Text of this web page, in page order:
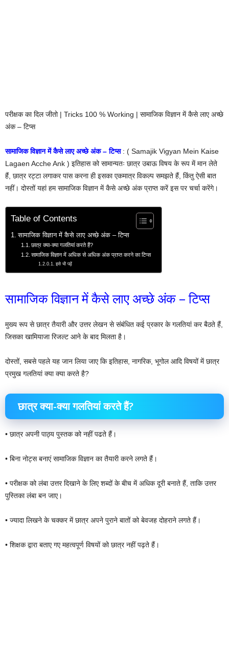
परीक्षक का दिल जीतो | Tricks 100 % Working | सामाजिक विज्ञान में कैसे लाए अच्छे
अंक – टिप्स
सामाजिक विज्ञान में कैसे लाए अच्छे अंक – टिप्स: ( Samajik Vigyan Mein Kaise
Lagaen Acche Ank ) इतिहास को सामान्यतः छात्र उबाऊ विषय के रूप में मान लेते
हैं, छात्र रट्टा लगाकर पास करना ही इसका एकमात्र विकल्प समझते हैं, किंतु ऐसी बात
नहीं। दोस्तों यहां हम सामाजिक विज्ञान में कैसे अच्छे अंक प्राप्त करें इस पर चर्चा करेंगे।
Table of Contents
सामाजिक विज्ञान में कैसे लाए अच्छे अंक – टिप्स
छात्र क्या-क्या गलतियां करते हैं?
सामाजिक विज्ञान में अधिक से अधिक अंक प्राप्त करने का टिप्स
इसे भी पढ़ें
सामाजिक विज्ञान में कैसे लाए अच्छे अंक – टिप्स
मुख्य रूप से छात्र तैयारी और उत्तर लेखन से संबंधित कई प्रकार के गलतियां कर बैठते हैं,
जिसका खामियाजा रिजल्ट आने के बाद मिलता है।
दोस्तों, सबसे पहले यह जान लिया जाए कि इतिहास, नागरिक, भूगोल आदि विषयों में छात्र
प्रमुख गलतियां क्या क्या करते है?
छात्र क्या-क्या गलतियां करते हैं?
• छात्र अपनी पाठ्य पुस्तक को नहीं पढते हैं।
• बिना नोट्स बनाएं सामाजिक विज्ञान का तैयारी करने लगते हैं।
• परीक्षक को लंबा उत्तर दिखाने के लिए शब्दों के बीच में अधिक दूरी बनाते हैं, ताकि उत्तर
पुस्तिका लंबा बन जाए।
• ज्यादा लिखने के चक्कर में छात्र अपने पुराने बातों को बेवजह दोहराने लगते हैं।
• शिक्षक द्वारा बताए गए महत्वपूर्ण विषयों को छात्र नहीं पढ़ते हैं।